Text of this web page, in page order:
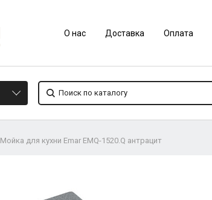
О нас Доставка Оплата
Мойка для кухни Emar EMQ-1520.Q антрацит